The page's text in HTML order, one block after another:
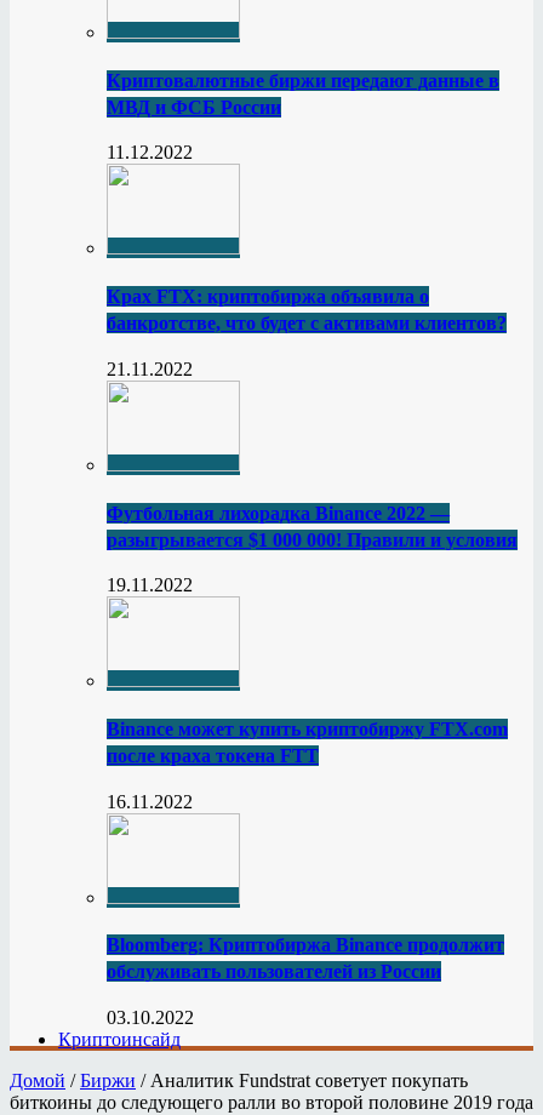
Криптовалютные биржи передают данные в
МВД и ФСБ России
11.12.2022
Крах FTX: криптобиржа объявила о
банкротстве, что будет с активами клиентов?
21.11.2022
Футбольная лихорадка Binance 2022 —
разыгрывается $1 000 000! Правили и условия
19.11.2022
Binance может купить криптобиржу FTX.com
после краха токена FTT
16.11.2022
Bloomberg: Криптобиржа Binance продолжит
обслуживать пользователей из России
03.10.2022
Криптоинсайд
Домой / Биржи / Аналитик Fundstrat советует покупать
биткоины до следующего ралли во второй половине 2019 года